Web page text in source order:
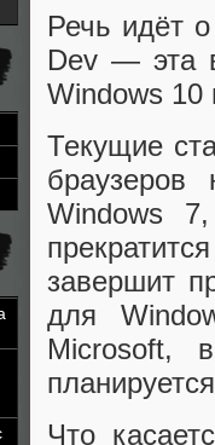
Речь идёт
Dev — эта
Windows 10
Текущие
браузеров
Windows
завершит
для
Microsoft,
Что